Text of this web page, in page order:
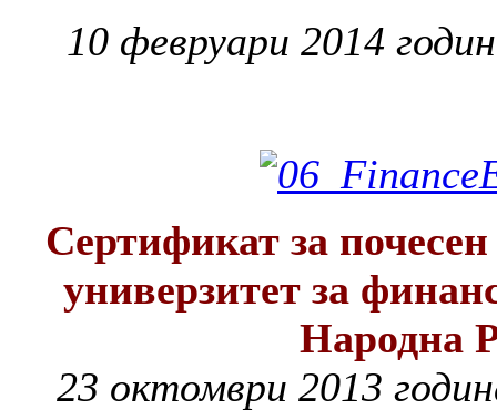
10 февруари 2014
Сертификат за
универзитет за
Народна
23 октомври 2013